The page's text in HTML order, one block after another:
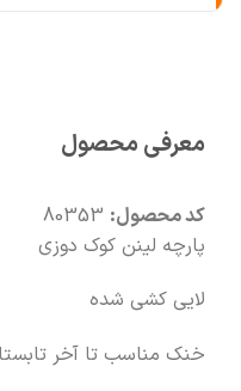
🧡بعد از خرید هم کنارتیم
معرفی محصول
کد محصول: 80353
پارچه لینن کوک دوزی
لایی کشی شده
خنک مناسب تا آخر